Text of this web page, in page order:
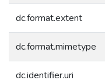
dc.format.extent
dc.format.mimetype
dc.identifier.uri